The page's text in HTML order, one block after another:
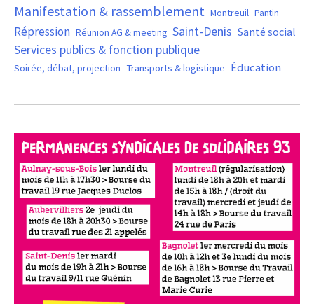
Manifestation & rassemblement Montreuil Pantin
Répression Réunion AG & meeting Saint-Denis Santé social
Services publics & fonction publique
Soirée, débat, projection Transports & logistique Éducation